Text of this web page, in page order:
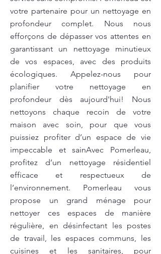
votre partenaire pour un nettoyage en
profondeur complet. Nous nous
efforçons de dépasser vos attentes en
garantissant un nettoyage minutieux
de vos espaces, avec des produits
écologiques. Appelez-nous pour
planifier votre nettoyage en
profondeur dès aujourd'hui! Nous
nettoyons chaque recoin de votre
maison avec soin, pour que vous
puissiez profiter d’un espace de vie
impeccable et sainAvec Pomerleau,
profitez d’un nettoyage résidentiel
efficace et respectueux de
l’environnement. Pomerleau vous
propose un grand ménage pour
nettoyer ces espaces de manière
régulière, en désinfectant les postes
de travail, les espaces communs, les
cuisines et les sanitaires, pour